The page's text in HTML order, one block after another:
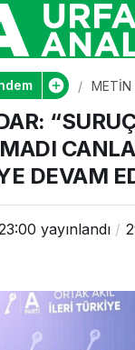
METİN
DEVAM
yayınlandı